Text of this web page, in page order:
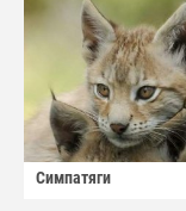
Симпатяги